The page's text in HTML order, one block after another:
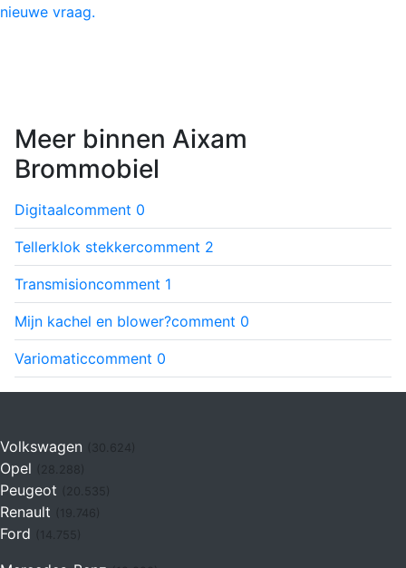
nieuwe vraag.
Meer binnen Aixam
Brommobiel
Digitaalcomment 0
Tellerklok stekkercomment 2
Transmisioncomment 1
Mijn kachel en blower?comment 0
Variomaticcomment 0
Volkswagen (30.624)
Opel
Peugeot
Renault (19.746)
Ford (14.755)